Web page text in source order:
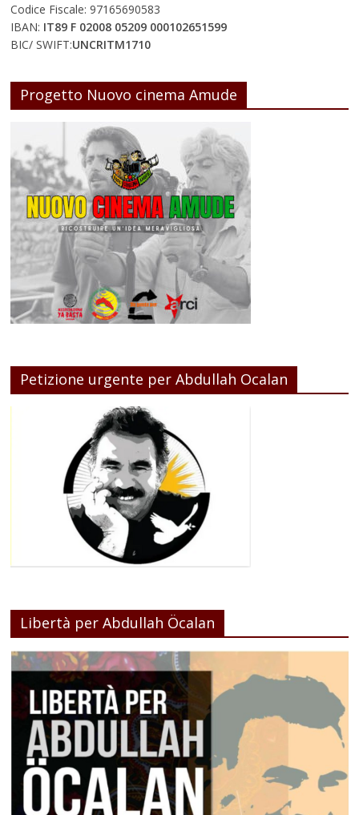
Codice Fiscale: 97165690583
IBAN: IT89 F 02008 05209 000102651599
BIC/ SWIFT:UNCRITM1710
Progetto Nuovo cinema Amude
Petizione urgente per Abdullah Ocalan
Libertà per Abdullah Öcalan